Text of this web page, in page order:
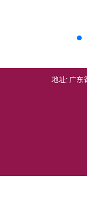
地址: 广东